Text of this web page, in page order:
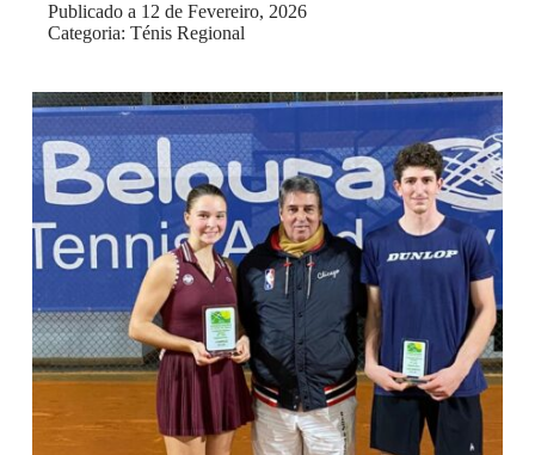
Publicado a 12 de Fevereiro, 2026
Categoria: Ténis Regional